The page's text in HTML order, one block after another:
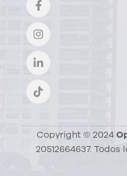
Copyright © 2024
20512664637.